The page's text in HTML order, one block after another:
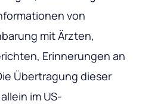
von
mit Ärzten,
Erinnerungen an
Übertragung dieser
im US-